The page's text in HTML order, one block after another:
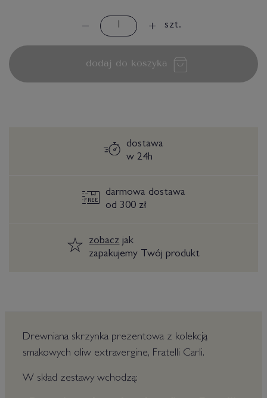
szt.
dodaj do koszyka
dostawa
w 24h
darmowa dostawa
od 300 zł
zobaczjak
zapakujemy Twój produkt
Drewniana skrzynka prezentowa z kolekcją
smakowych oliw extravergine, Fratelli Carli.
W skład zestawy wchodzą: